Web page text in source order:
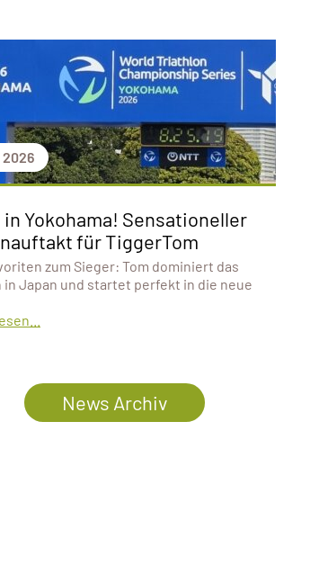
2026
in Yokohama! Sensationeller
für TiggerTom
zum Sieger: Tom dominiert das
in Japan und startet perfekt in die neue
News Archiv